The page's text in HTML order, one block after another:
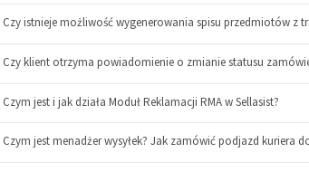
+
Czy istnieje możliwość wygenerowania spisu przedmiotów z
Czy klient otrzyma powiadomienie o zmianie statusu
Czym jest i jak działa Moduł Reklamacji RMA w Sellasist?
Czym jest menadżer wysyłek? Jak zamówić podjazd kuriera